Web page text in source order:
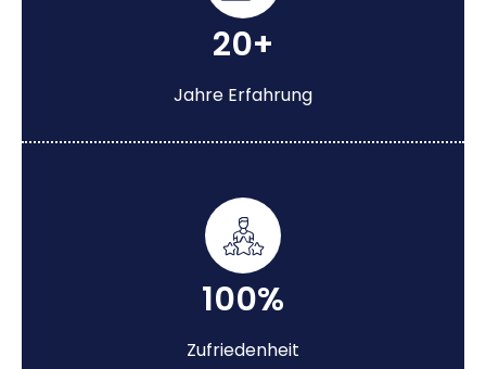
20+
Jahre Erfahrung
100%
Zufriedenheit